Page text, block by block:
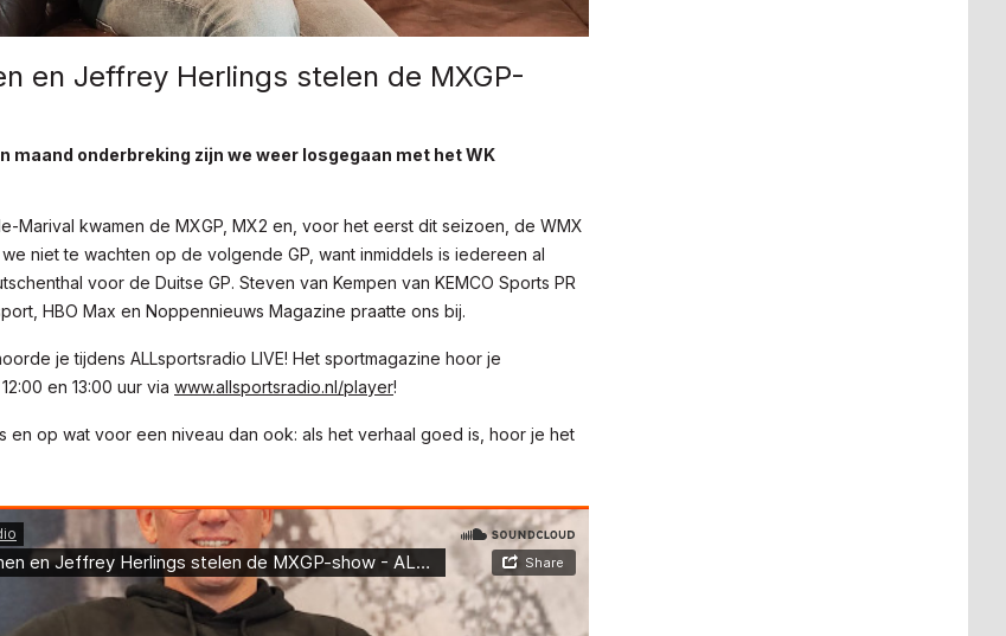
en Jeffrey Herlings stelen de MXGP-
maand onderbreking zijn we weer losgegaan met het WK
Marival kwamen de MXGP, MX2 en, voor het eerst dit seizoen, de WMX
niet te wachten op de volgende GP, want inmiddels is iedereen al
voor de Duitse GP. Steven van Kempen van KEMCO Sports PR
HBO Max en Noppennieuws Magazine praatte ons bij.
je tijdens ALLsportsradio LIVE! Het sportmagazine hoor je
en 13:00 uur via www.allsportsradio.nl/player!
en op wat voor een niveau dan ook: als het verhaal goed is, hoor je het